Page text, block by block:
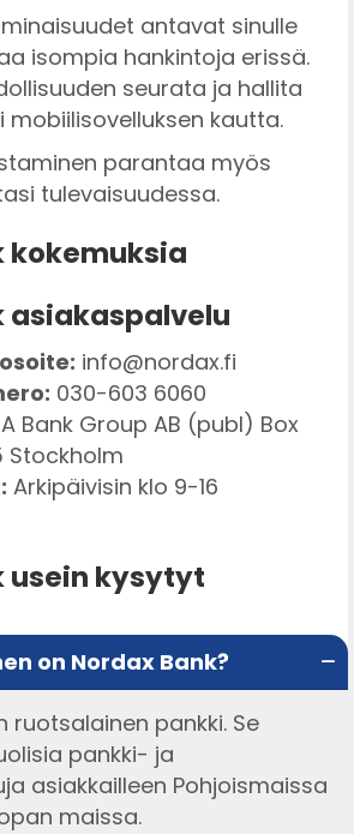
antavat sinulle
isompia hankintoja erissä.
seurata ja hallita
mobiilisovelluksen kautta.
parantaa myös
tulevaisuudessa.
kokemuksia
asiakaspalvelu
info@nordax.fi
030-603 6060
Bank Group AB (publ) Box
Stockholm
Arkipäivisin klo 9-16
usein kysytyt
on Nordax Bank?
ruotsalainen pankki. Se
pankki- ja
asiakkailleen Pohjoismaissa
maissa.